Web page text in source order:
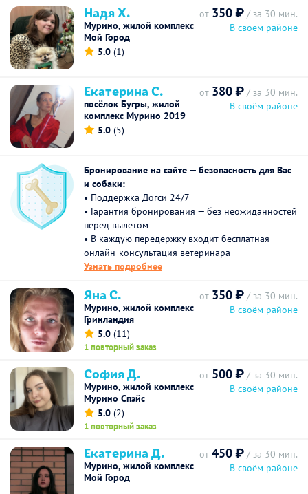
Надя Х.
Мурино, жилой комплекс
Мой Город
5.0 (1)
от 350 ₽ / за 30 мин.
В своём районе
Екатерина С.
посёлок Бугры, жилой
комплекс Мурино 2019
5.0 (5)
от 380 ₽ / за 30 мин.
В своём районе
Бронирование на сайте — безопасность для Вас
и собаки:
• Поддержка Догси 24/7
• Гарантия бронирования — без неожиданностей
перед вылетом
• В каждую передержку входит бесплатная
онлайн-консультация ветеринара
Узнать подробнее
Яна С.
Мурино, жилой комплекс
Гринландия
5.0 (11)
1 повторный заказ
от 350 ₽ / за 30 мин.
В своём районе
София Д.
Мурино, жилой комплекс
Мурино Спэйс
5.0 (2)
1 повторный заказ
от 500 ₽ / за 30 мин.
В своём районе
Екатерина Д.
Мурино, жилой комплекс
Мой Город
от 450 ₽ / за 30 мин.
В своём районе